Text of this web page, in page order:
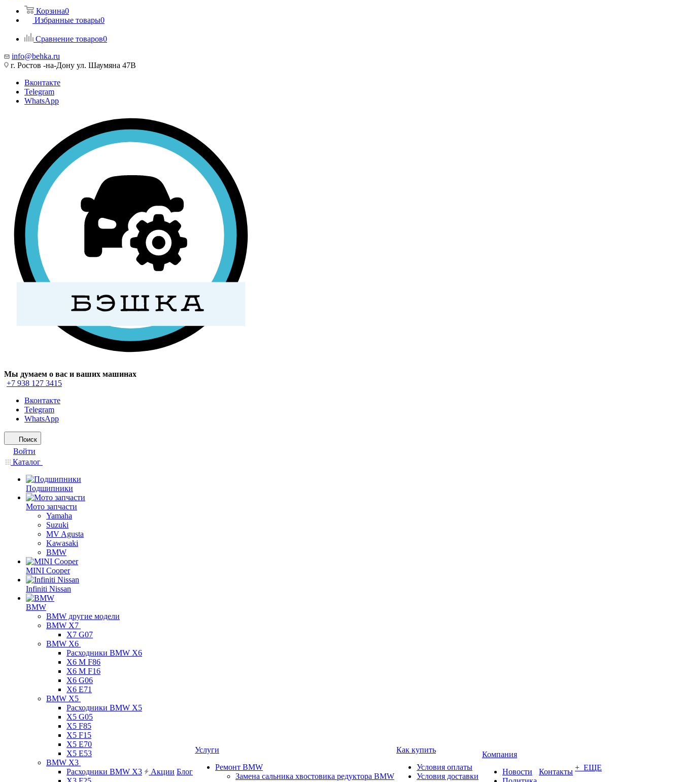
Корзина0
Избранные товары0
Сравнение товаров0
info@behka.ru
г. Ростов -на-Дону ул. Шаумяна 47В
Вконтакте
Telegram
WhatsApp
Мы думаем о вас и ваших машинах
+7 938 127 3415
Вконтакте
Telegram
WhatsApp
Поиск
Войти
Каталог
Подшипники
Мото запчасти
Yamaha
Suzuki
MV Agusta
Kawasaki
BMW
MINI Cooper
Infiniti Nissan
BMW
BMW другие модели
BMW X7
X7 G07
BMW X6
Расходники BMW X6
X6 M F86
X6 M F16
X6 G06
X6 E71
BMW X5
Расходники BMW X5
X5 G05
X5 F85
X5 F15
X5 E70
X5 E53
BMW X3
Расходники BMW X3
Акции Блог
Услуги
Ремонт BMW
Замена сальника хвостовика редуктора BMW
Как купить
Условия оплаты
Условия доставки
Компания
Новости
Контакты + ЕЩЕ